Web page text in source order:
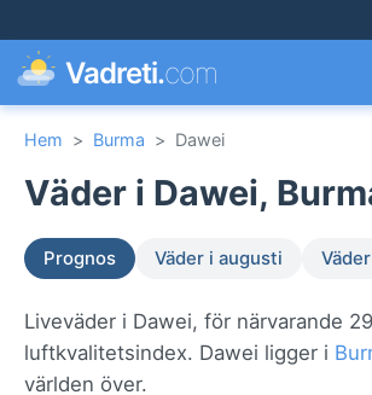
Vadreti.com
Hem > Burma > Dawei
Väder i Dawei,
Prognos Väder i augusti
Liveväder i Dawei, för närvarande
luftkvalitetsindex. Dawei ligger i
världen över.